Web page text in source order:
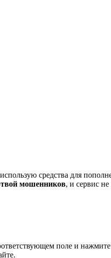
средства для
мошенников, и сервис не
поле и